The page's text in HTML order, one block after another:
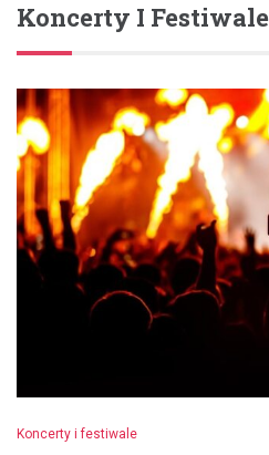
Koncerty I Festiwale
Koncerty i festiwale